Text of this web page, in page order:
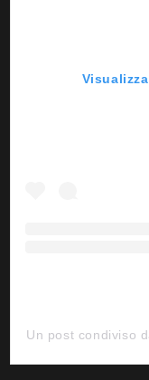
Un post condiviso